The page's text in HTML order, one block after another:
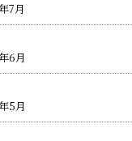
7月
6月
5月